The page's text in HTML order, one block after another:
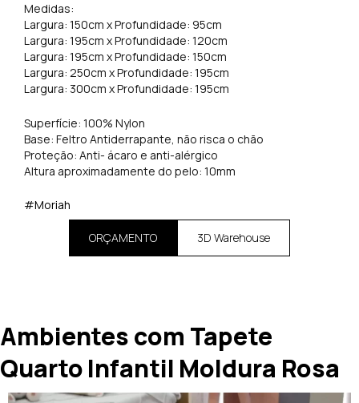
Medidas:
Largura: 150cm x Profundidade: 95cm
Largura: 195cm x Profundidade: 120cm
Largura: 195cm x Profundidade: 150cm
Largura: 250cm x Profundidade: 195cm
Largura: 300cm x Profundidade: 195cm
Superfície: 100% Nylon
Base: Feltro Antiderrapante, não risca o chão
Proteção: Anti- ácaro e anti-alérgico
Altura aproximadamente do pelo: 10mm
#Moriah
ORÇAMENTO 3D Warehouse
Ambientes com Tapete
Quarto Infantil Moldura Rosa